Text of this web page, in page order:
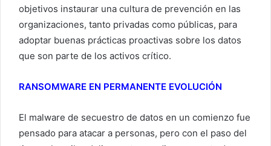
objetivos instaurar una cultura de prevención en las
organizaciones, tanto privadas como públicas, para
adoptar buenas prácticas proactivas sobre los datos
que son parte de los activos crítico.
RANSOMWARE EN PERMANENTE EVOLUCIÓN
El malware de secuestro de datos en un comienzo fue
pensado para atacar a personas, pero con el paso del